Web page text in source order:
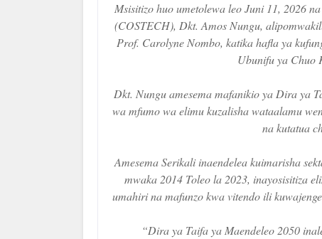
Msisitizo huo umetolewa leo Juni 11, 2026
(COSTECH), Dkt. Amos Nungu,
Prof. Carolyne Nombo, katika hafla ya
Ubunifu ya Chuo
Dkt. Nungu amesema mafanikio ya Dira ya
wa mfumo wa elimu kuzalisha wataalamu
na kutatua
Amesema Serikali inaendelea kuimarisha
mwaka 2014 Toleo la 2023, inayosisitiza
umahiri na mafunzo kwa vitendo ili
“Dira ya Taifa ya Maendeleo 2050